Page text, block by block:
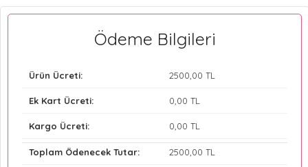
Ödeme Bilgileri
Ürün Ücreti: 2500 ,00 TL
Ek Kart Ücreti: 0 ,00 TL
Kargo Ücreti: 0 ,00 TL
Toplam Ödenecek Tutar: 2500 ,00 TL